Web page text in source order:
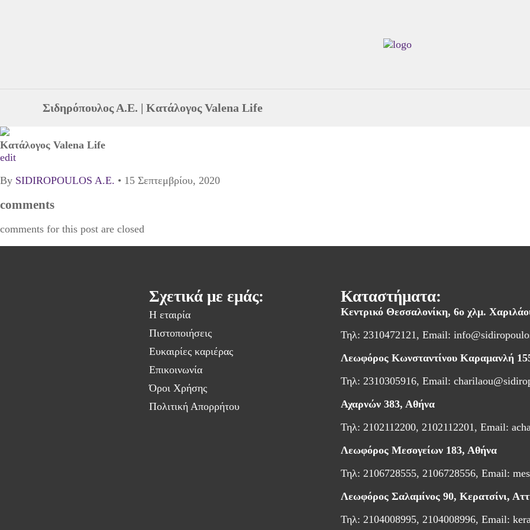
Σιδηρόπουλος Α.Ε. | Κατάλογος Valena Life
Κατάλογος Valena Life
edit
By SIDIROPOULOS A.E. • 15 Σεπτεμβρίου, 2020
comments
comments for this post are closed
Σχετικά με εμάς:
Η εταιρία
Πιστοποιήσεις
Ευκαιρίες καριέρας
Επικοινωνία
Όροι Χρήσης
Πολιτική Απορρήτου
Καταστήματα:
Κεντρικό Θεσσαλονίκη, 6ο χλμ.
Τηλ: 2310472121, Email:
Λεωφόρος Κωνσταντίνου Καραμανλή
Τηλ: 2310305916, Email:
Αχαρνών 383, Αθήνα
Τηλ: 2102112200, 2102112201, Email:
Λεωφόρος Μεσογείων 183, Αθήνα
Τηλ: 2106728555, 2106728556, Email:
Λεωφόρος Σαλαμίνος 90, Κερατσίνι,
Τηλ: 2104008995, 2104008996, Email: